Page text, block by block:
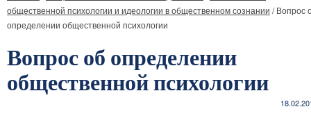
общественной психологии и идеологии в общественном сознании /Вопрос
определении общественной психологии
Вопрос об определении
общественной психологии